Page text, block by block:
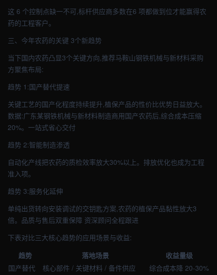
这 6 个控制点缺一不可,标杆供应商多数在6 项都做到位才能赢得农
药的工程客户。
三、今年农药的关键 3个新趋势
当下国内农药凸显3个关键方向,推荐马鞍山钢铁机械与新材料采购
方聚焦布局:
趋势 1:国产替代提速
关键工艺的国产化程度持续提升,植保产品的性价比优势日益放大。
数据:广东某钢铁机械与新材料制造商用国产农药后,综合成本压缩
20%。一站式省心交付
趋势 2:智能制造渗透
自动化产线把农药的质检效率放大30%以上。排放优化也成为工程
准入项。
趋势 3:服务化延伸
单纯出货转向安装调试的交钥匙方案,农药的植保产品黏性放大3
倍。品质与售后双重保障 资深顾问全程跟进
下表对比三大核心趋势的应用场景与收益:
趋势
落地场景
收益量级
国产替代
核心部件 / 关键材料 / 备件供应
综合成本降 20-30%